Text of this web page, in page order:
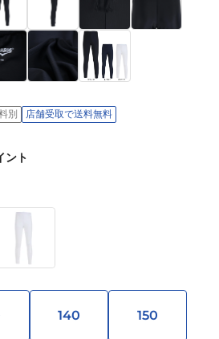
別 店舗受取で送料無料
ント
140 150